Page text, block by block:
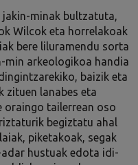
jakin-minak bultzatuta,
Wilcok eta horrelakoak
bere liluramendu sorta
min arkeologikoa handia
baizik eta
zituen lanabes eta
oraingo tailerrean oso
begiztatu ahal
piketakoak, segak
hustuak edota idi-